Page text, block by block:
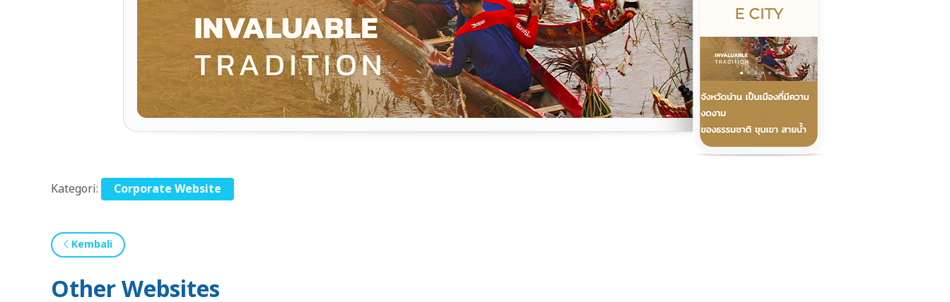
Kategori: Corporate Website
Kembali
Other Websites